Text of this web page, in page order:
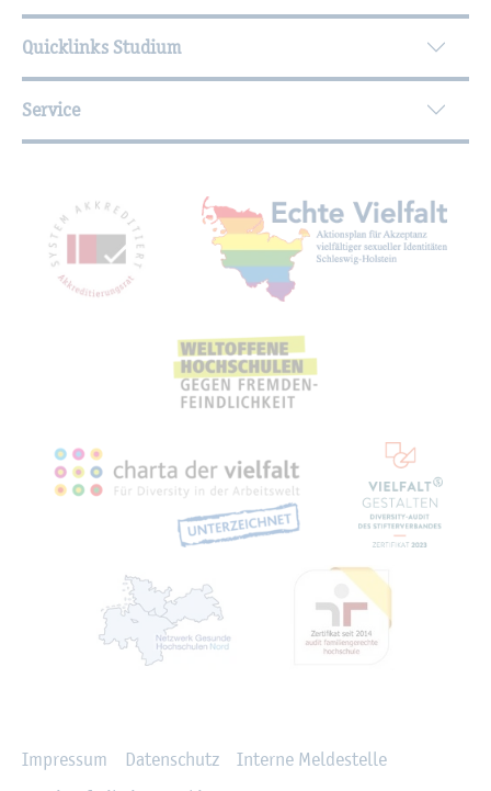
Quicklinks Studium
Service
Mit­glied­schaf­ten,
Im­pres­sum Da­ten­schutz
In­ter­ne Mel­de­stel­le